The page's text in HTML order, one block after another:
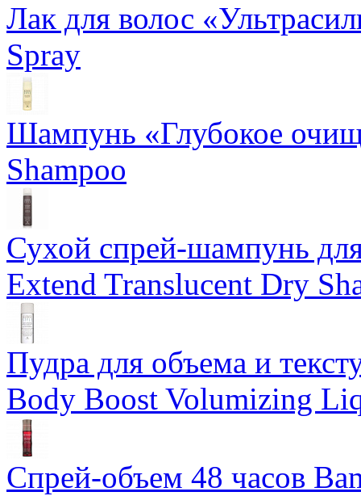
Лак для волос
Spray
Шампунь «Глубокое
Shampoo
Сухой спрей-шампунь
Extend Translucent Dry
Пудра для объема и
Body Boost Volumizing
Спрей-объем 48 часов